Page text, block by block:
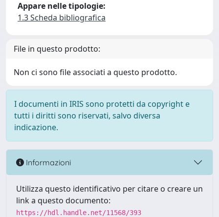
Appare nelle tipologie:
1.3 Scheda bibliografica
File in questo prodotto:
Non ci sono file associati a questo prodotto.
I documenti in IRIS sono protetti da copyright e
tutti i diritti sono riservati, salvo diversa
indicazione.
Informazioni
Utilizza questo identificativo per citare o creare un
link a questo documento:
https://hdl.handle.net/11568/393